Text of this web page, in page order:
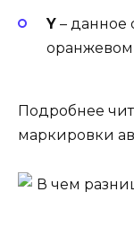
Y – данное
оранжевом
Подробнее
маркировки